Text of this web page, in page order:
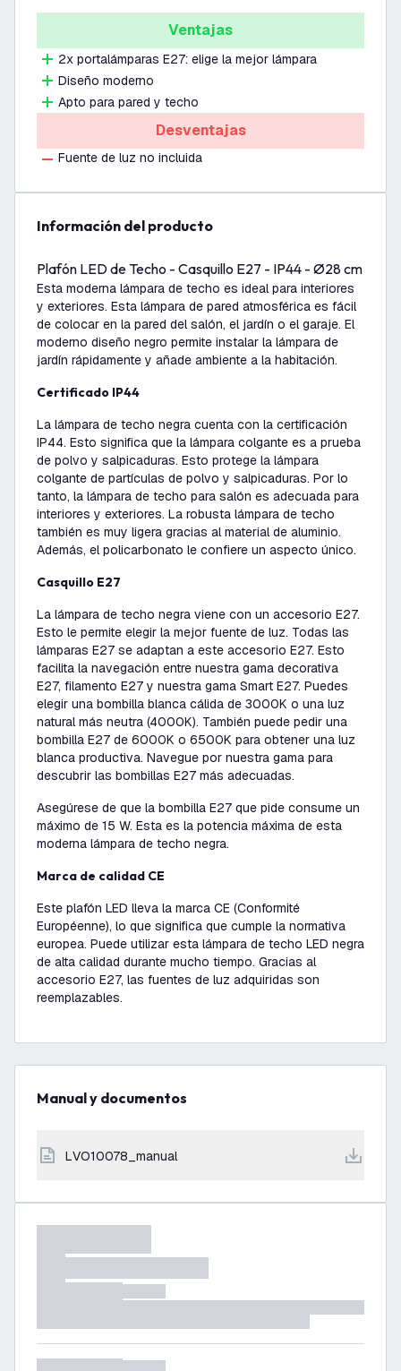
Ventajas
2x portalámparas E27: elige la mejor lámpara
Diseño moderno
Apto para pared y techo
Desventajas
Fuente de luz no incluida
información del producto
Plafón LED de Techo - Casquillo E27 - IP44 - Ø28 cm
Esta moderna lámpara de techo es ideal para interiores
y exteriores. Esta lámpara de pared atmosférica es fácil
de colocar en la pared del salón, el jardín o el garaje. El
moderno diseño negro permite instalar la lámpara de
jardín rápidamente y añade ambiente a la habitación.
Certificado IP44
La lámpara de techo negra cuenta con la certificación
IP44. Esto significa que la lámpara colgante es a prueba
de polvo y salpicaduras. Esto protege la lámpara
colgante de partículas de polvo y salpicaduras. Por lo
tanto, la lámpara de techo para salón es adecuada para
interiores y exteriores. La robusta lámpara de techo
también es muy ligera gracias al material de aluminio.
Además, el policarbonato le confiere un aspecto único.
Casquillo E27
La lámpara de techo negra viene con un accesorio E27.
Esto le permite elegir la mejor fuente de luz. Todas las
lámparas E27 se adaptan a este accesorio E27. Esto
facilita la navegación entre nuestra gama decorativa
E27, filamento E27 y nuestra gama Smart E27. Puedes
elegir una bombilla blanca cálida de 3000K o una luz
natural más neutra (4000K). También puede pedir una
bombilla E27 de 6000K o 6500K para obtener una luz
blanca productiva. Navegue por nuestra gama para
descubrir las bombillas E27 más adecuadas.
Asegúrese de que la bombilla E27 que pide consume un
máximo de 15 W. Esta es la potencia máxima de esta
moderna lámpara de techo negra.
Marca de calidad CE
Este plafón LED lleva la marca CE (Conformité
Européenne), lo que significa que cumple la normativa
europea. Puede utilizar esta lámpara de techo LED negra
de alta calidad durante mucho tiempo. Gracias al
accesorio E27, las fuentes de luz adquiridas son
reemplazables.
Manual y documentos
LVO10078_manual